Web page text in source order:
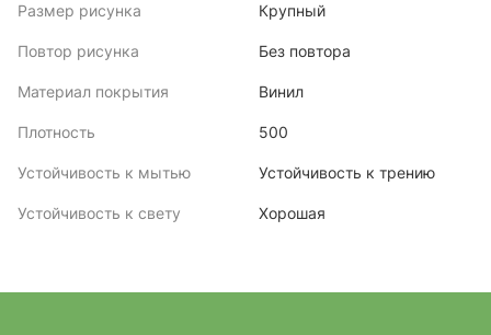
Размер рисунка Крупный
Повтор рисунка Без повтора
Материал покрытия Винил
Плотность 500
Устойчивость к мытью Устойчивость к трению
Устойчивость к свету Хорошая